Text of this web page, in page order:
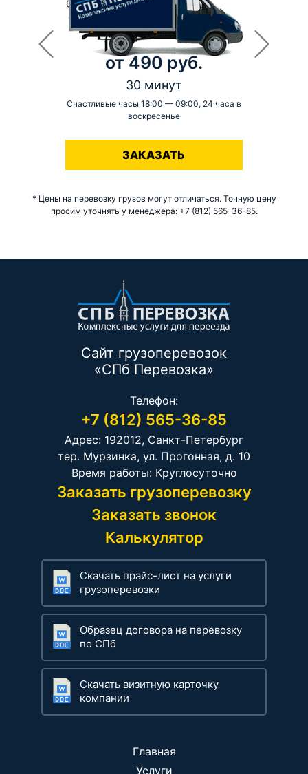
от 490 руб.
30 минут
Счастливые часы 18:00 — 09:00, 24 часа в
воскресенье
-
ЗАКАЗАТЬ
* Цены на перевозку грузов могут отличаться. Точную цену
просим уточнять у менеджера: +7 (812) 565-36-85.
Сайт грузоперевозок
«СПб Перевозка»
Телефон:
+7 (812) 565-36-85
Адрес: 192012, Санкт-Петербург
тер. Мурзинка, ул. Прогонная, д. 10
Время работы: Круглосуточно
Заказать грузоперевозку
Заказать звонок
Калькулятор
Скачать прайс-лист на услуги
грузоперевозки
Образец договора на перевозку
по СПб
Скачать визитную карточку
компании
Главная
Услуги